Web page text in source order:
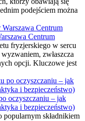
podejściem można
Centrum
fryzjerskiego w sercu
zwłaszcza
opcji. Kluczowe jest
oczyszczaniu – jak
i bezpieczeństwo)
popularnym składnikiem